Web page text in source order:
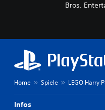
Bros.
Home Spiele LEGO Harry
Infos